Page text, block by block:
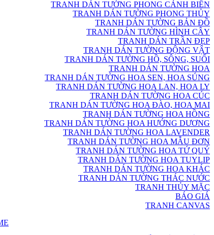
TRANH DÁN TƯỜNG PHONG CẢNH BIỂN
TRANH DÁN TƯỜNG PHONG THỦY
TRANH DÁN TƯỜNG BẢN ĐỒ
TRANH DÁN TƯỜNG HÌNH CÂY
TRANH DÁN TRẦN ĐẸP
TRANH DÁN TƯỜNG ĐỘNG VẬT
TRANH DÁN TƯỜNG HỒ, SÔNG, SUỐI
TRANH DÁN TƯỜNG HOA
TRANH DÁN TƯỜNG HOA SEN, HOA SÚNG
TRANH DÁN TƯỜNG HOA LAN, HOA LY
TRANH DÁN TƯỜNG HOA CÚC
TRANH DÁN TƯỜNG HOA ĐÀO, HOA MAI
TRANH DÁN TƯỜNG HOA HỒNG
TRANH DÁN TƯỜNG HOA HƯỚNG DƯƠNG
TRANH DÁN TƯỜNG HOA LAVENDER
TRANH DÁN TƯỜNG HOA MẪU ĐƠN
TRANH DÁN TƯỜNG HOA TỨ QUÝ
TRANH DÁN TƯỜNG HOA TUYLIP
TRANH DÁN TƯỜNG HOA KHÁC
TRANH DÁN TƯỜNG THÁC NƯỚC
TRANH THỦY MẶC
BÁO GIÁ
TRANH CANVAS